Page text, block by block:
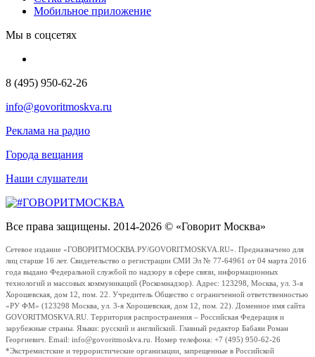
Мобильное приложение
Мы в соцсетях
8 (495) 950-62-26
info@govoritmoskva.ru
Реклама на радио
Города вещания
Наши слушатели
Все права защищены. 2014-2026 © «Говорит Москва»
Сетевое издание «ГОВОРИТМОСКВА.РУ/GOVORITMOSKVA.RU». Предназначено для
лиц старше 16 лет. Свидетельство о регистрации СМИ Эл № 77-64961 от 04 марта 2016
года выдано Федеральной службой по надзору в сфере связи, информационных
технологий и массовых коммуникаций (Роскомнадзор). Адрес: 123298, Москва, ул. 3-я
Хорошевская, дом 12, пом. 22. Учредитель Общество с ограниченной ответственностью
«РУ ФМ» (123298 Москва, ул. 3-я Хорошевская, дом 12, пом. 22). Доменное имя сайта
GOVORITMOSKVA.RU. Территория распространения – Российская Федерация и
зарубежные страны. Языки: русский и английский. Главный редактор Бабаян Роман
Георгиевич. Email: info@govoritmoskva.ru. Номер телефона: +7 (495) 950-62-26
*Экстремистские и террористические организации, запрещенные в Российской